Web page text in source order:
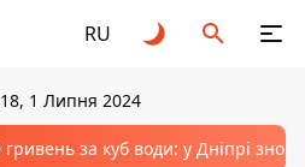
RU
1 Липня 2024
за куб води: у Дніпрі